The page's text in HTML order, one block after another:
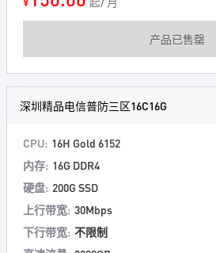
产品已售罄
深圳精品电信普防三区16C16G
CPU: 16H Gold 6152
内存: 16G DDR4
硬盘: 200G SSD
上行带宽: 30Mbps
下行带宽: 不限制